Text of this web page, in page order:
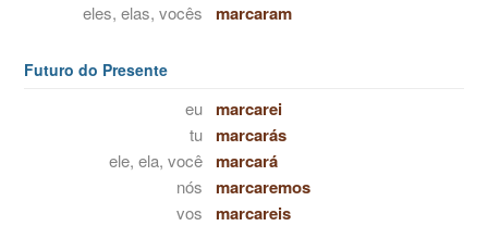
eles, elas, vocês marcaram
Futuro do Presente
eu marcarei
tu marcarás
ele, ela, você marcará
nós marcaremos
vos marcareis